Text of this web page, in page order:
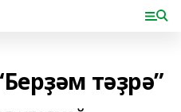
тәҙрә”